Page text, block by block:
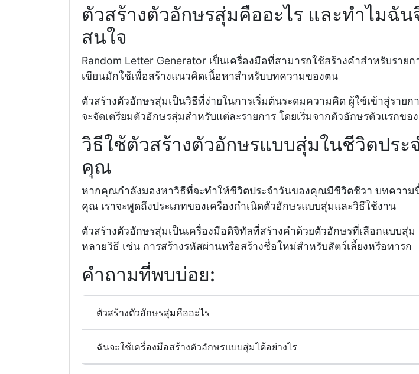
ตัวสร้างตัวอักษรสุ่มคืออะไร และทำไมฉัน
สนใจ
Random Letter Generator เป็นเครื่องมือที่สามารถใช้สร้างคำสำหรับราย
เขียนมักใช้เพื่อสร้างแนวคิดเนื้อหาสำหรับบทความของตน
ตัวสร้างตัวอักษรสุ่มเป็นวิธีที่ง่ายในการเริ่มต้นระดมความคิด ผู้ใช้เข้าสู่รายก
จะจัดเตรียมตัวอักษรสุ่มสำหรับแต่ละรายการ โดยเริ่มจากตัวอักษรตัวแรกขอ
วิธีใช้ตัวสร้างตัวอักษรแบบสุ่มในชีวิตประ
คุณ
หากคุณกำลังมองหาวิธีที่จะทำให้ชีวิตประจำวันของคุณมีชีวิตชีวา บทความ
คุณ เราจะพูดถึงประเภทของเครื่องกำเนิดตัวอักษรแบบสุ่มและวิธีใช้งาน
ตัวสร้างตัวอักษรสุ่มเป็นเครื่องมือดิจิทัลที่สร้างคำด้วยตัวอักษรที่เลือกแบบสุ่ม
หลายวิธี เช่น การสร้างรหัสผ่านหรือสร้างชื่อใหม่สำหรับสัตว์เลี้ยงหรือทารก
คำถามที่พบบ่อย:
ตัวสร้างตัวอักษรสุ่มคืออะไร
ฉันจะใช้เครื่องมือสร้างตัวอักษรแบบสุ่มได้อย่างไร